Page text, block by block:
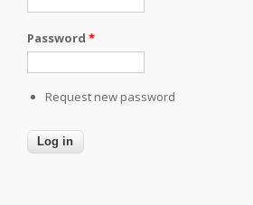
Password *
Request new password